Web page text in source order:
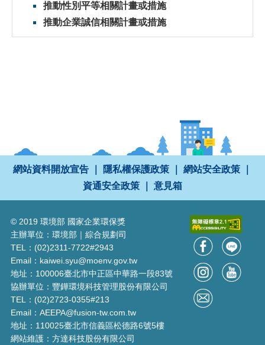
推動性別平等相關計畫或措施
推動企業誠信相關計畫或措施
網站資料開放宣告 隱私權保護政策 網站安全政策
資通安全政策
意見箱
© 2019 環境部 國家企業環保獎
主辦單位：環境部｜綜合規劃司
TEL：(02)2311-7722#2943
Email：kaiwei.syu@moenv.gov.tw
地址：100006臺北市中正區中華路一段83號
協辦單位：豐鏵環境科技管理股份有限公司
TEL：(02)2723-0355#213
Email：AEEPA@fusion-tw.com.tw
地址：110025臺北市信義區松德路6號5樓
網站維護：方達科技股份有限公司